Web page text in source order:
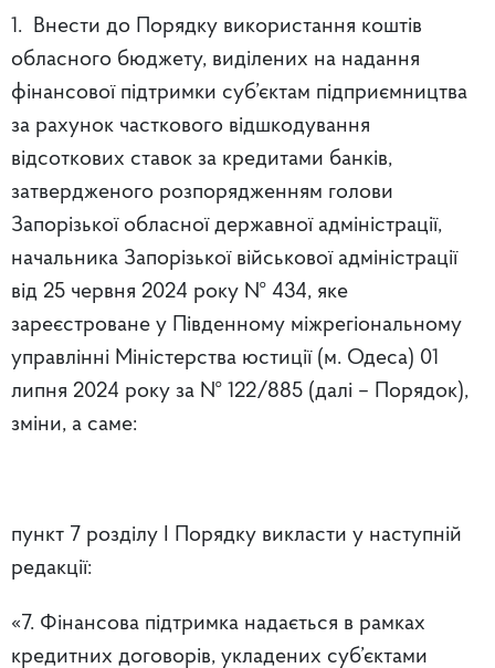
1. Внести до Порядку використання коштів
обласного бюджету, виділених на надання
фінансової підтримки суб’єктам підприємництва
за рахунок часткового відшкодування
відсоткових ставок за кредитами банків,
затвердженого розпорядженням голови
Запорізької обласної державної адміністрації,
начальника Запорізької військової адміністрації
від 25 червня 2024 року № 434, яке
зареєстроване у Південному міжрегіональному
управлінні Міністерства юстиції (м. Одеса) 01
липня 2024 року за № 122/885 (далі – Порядок),
зміни, а саме:
пункт 7 розділу І Порядку викласти у наступній
редакції:
«7. Фінансова підтримка надається в рамках
кредитних договорів, укладених суб’єктами